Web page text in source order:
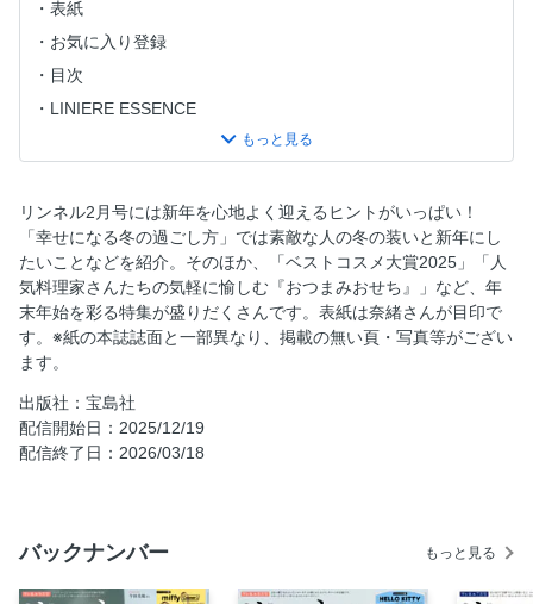
表紙
お気に入り登録
目次
LINIERE ESSENCE
COVER LADY:奈緒さん
菊池亜希子 おしゃれのたしなみ 最終回
心地よく迎える、新しい年。 幸せになる冬の過ごし方
人気料理家さんたちの 気軽に愉しむ「おつまみおせち」
今年話題になった“美容の名品”が一堂に！ ベストコスメ大
賞2025
洗顔は今、原点回帰 シンプルステップの石けんスキンケア
いい眠りのための 冬のお風呂とあったかルーティン
手間なく、体も心も温まる！ 有賀 薫さんのごちそうスー
プ鍋
ゆべしさんのウエディングレポ 笑顔に包まれた幸せな日
リンネル2月号には新年を心地よく迎えるヒントがいっぱい！
「幸せになる冬の過ごし方」では素敵な人の冬の装いと新年にし
たいことなどを紹介。そのほか、「ベストコスメ大賞2025」「人
気料理家さんたちの気軽に愉しむ『おつまみおせち』」など、年
末年始を彩る特集が盛りだくさんです。表紙は奈緒さんが目印で
す。※紙の本誌誌面と一部異なり、掲載の無い頁・写真等がござい
ます。
出版社：宝島社
配信開始日：2025/12/19
配信終了日：2026/03/18
バックナンバー もっと見る